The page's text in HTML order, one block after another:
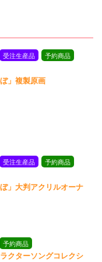
受注生産品
予約商品
」複製原画
受注生産品
予約商品
」大判アクリルオーナ
予約商品
クターソングコレクシ